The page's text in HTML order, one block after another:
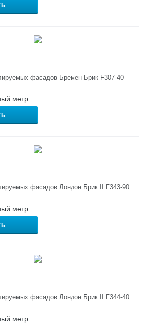
фасадов Бремен Брик F307-40
метр
фасадов Лондон Брик II F343-90
метр
фасадов Лондон Брик II F344-40
метр